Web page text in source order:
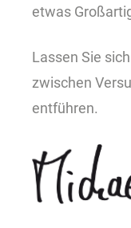
etwas
Lassen Sie
zwischen
entführen.